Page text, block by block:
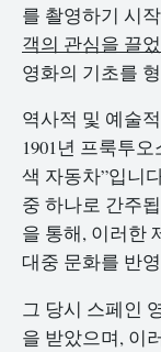
를 촬영하기 시
객의 관심을 끌
영화의 기초를
역사적 및 예술
1901년 프룩투
색 자동차”입니
중 하나로 간주
을 통해, 이러한
대중 문화를 반
그 당시 스페인
을 받았으며, 이